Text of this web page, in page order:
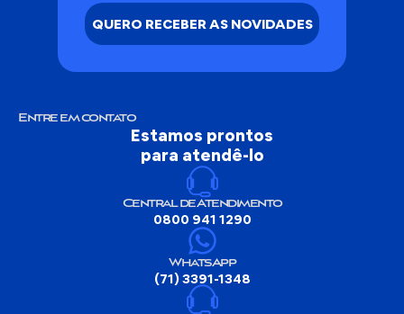
QUERO RECEBER AS NOVIDADES
Entre em contato
Estamos prontos
para atendê-lo
Central de Atendimento
0800 941 1290
WhatsApp
(71) 3391-1348